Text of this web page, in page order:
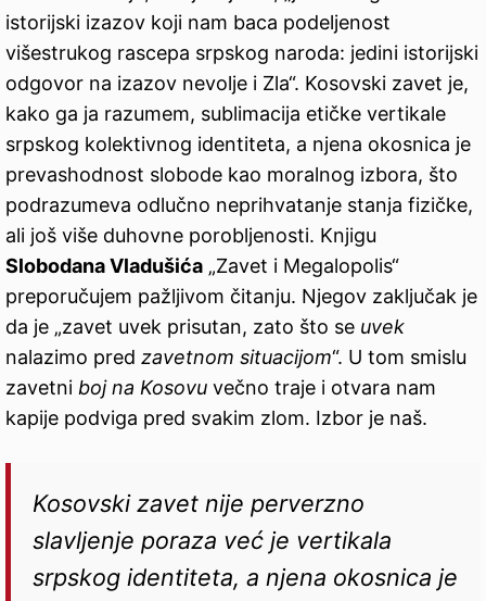
istorijski izazov koji nam baca podeljenost
višestrukog rascepa srpskog naroda: jedini istorijski
odgovor na izazov nevolje i Zla“. Kosovski zavet je,
kako ga ja razumem, sublimacija etičke vertikale
srpskog kolektivnog identiteta, a njena okosnica je
prevashodnost slobode kao moralnog izbora, što
podrazumeva odlučno neprihvatanje stanja fizičke,
ali još više duhovne porobljenosti. Knjigu
Slobodana Vladušića „Zavet i Megalopolis“
preporučujem pažljivom čitanju. Njegov zaključak je
da je „zavet uvek prisutan, zato što se uvek
nalazimo pred zavetnom situacijom“. U tom smislu
zavetni boj na Kosovu večno traje i otvara nam
kapije podviga pred svakim zlom. Izbor je naš.
Kosovski zavet nije perverzno
slavljenje poraza već je vertikala
srpskog identiteta, a njena okosnica je